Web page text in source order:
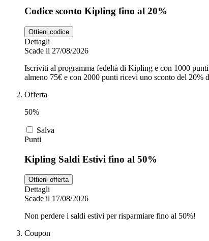
Codice sconto Kipling fino al 20%
Ottieni codice
Dettagli
Scade il 27/08/2026
Iscriviti al programma fedeltà di Kipling e con 1000
almeno 75€ e con 2000 punti ricevi uno sconto del 20%
Offerta
50%
Salva
Punti
Kipling Saldi Estivi fino al 50%
Ottieni offerta
Dettagli
Scade il 17/08/2026
Non perdere i saldi estivi per risparmiare fino al 50%!
Coupon